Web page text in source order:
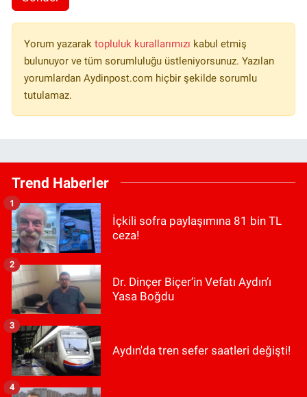
Yorum yazarak topluluk kurallarımızı kabul etmiş
bulunuyor ve tüm sorumluluğu üstleniyorsunuz. Yazılan
yorumlardan Aydinpost.com hiçbir şekilde sorumlu
tutulamaz.
Trend Haberler
İçkili sofra paylaşımına 81 bin TL
ceza!
1
Dr. Dinçer Biçer’in Vefatı Aydın’ı
Yasa Boğdu
2
Aydın'da tren sefer saatleri değişti!
3
4